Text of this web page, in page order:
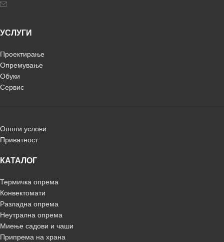
УСЛУГИ
Проектирање
Опремување
Обуки
Сервис
Општи услови
Приватност
КАТАЛОГ
Термичка опрема
Конвектомати
Разладна опрема
Неутрална опрема
Миење садови и чаши
Припрема на храна